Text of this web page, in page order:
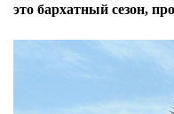
это бархатный сезон,